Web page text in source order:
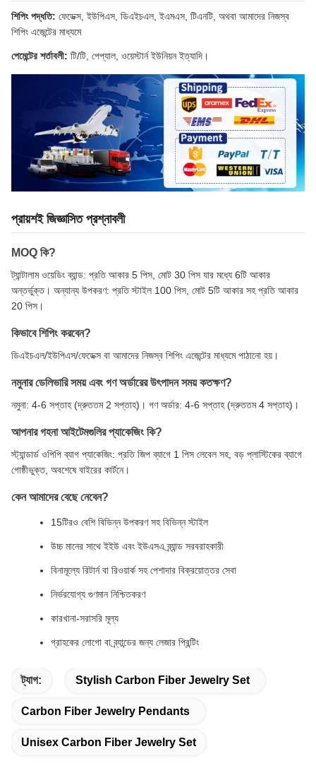
শিপিং পদ্ধতি: ফেডেক্স, ইউপিএস, ডিএইচএল, ইএমএস, টিএনটি, অথবা আমাদের নিজস্ব
শিপিং এজেন্টের মাধ্যমে
পেমেন্টের শর্তাবলী: টি/টি, পেপ্যাল, ওয়েস্টার্ন ইউনিয়ন ইত্যাদি।
প্রায়শই জিজ্ঞাসিত প্রশ্নাবলী
MOQ কি?
ট্যান্টালাম ওয়েডিং ব্যান্ড: প্রতি আকার 5 পিস, মোট 30 পিস যার মধ্যে 6টি আকার
অন্তর্ভুক্ত। অন্যান্য উপকরণ: প্রতি স্টাইল 100 পিস, মোট 5টি আকার সহ প্রতি আকার
20 পিস।
কিভাবে শিপিং করবেন?
ডিএইচএল/ইউপিএস/ফেডেক্স বা আমাদের নিজস্ব শিপিং এজেন্টের মাধ্যমে পাঠানো হয়।
নমুনার ডেলিভারি সময় এবং গণ অর্ডারের উৎপাদন সময় কতক্ষণ?
নমুনা: 4-6 সপ্তাহ (দ্রুততম 2 সপ্তাহ)। গণ অর্ডার: 4-6 সপ্তাহ (দ্রুততম 4 সপ্তাহ)।
আপনার গহনা আইটেমগুলির প্যাকেজিং কি?
স্ট্যান্ডার্ড ওপিপি ব্যাগ প্যাকেজিং: প্রতি জিপ ব্যাগে 1 পিস লেবেল সহ, বড় প্লাস্টিকের ব্যাগে
গোষ্ঠীভুক্ত, অবশেষে বাইরের কার্টনে।
কেন আমাদের বেছে নেবেন?
15টিরও বেশি বিভিন্ন উপকরণ সহ বিভিন্ন স্টাইল
উচ্চ মানের সাথে ইইউ এবং ইউএসএ ব্র্যান্ড সরবরাহকারী
বিনামূল্যে রিটার্ন বা রিওয়ার্ক সহ পেশাদার বিক্রয়োত্তর সেবা
নির্ভরযোগ্য গুণমান নিশ্চিতকরণ
কারখানা-সরাসরি মূল্য
গ্রাহকের লোগো বা ব্র্যান্ডের জন্য লেজার প্রিন্টিং
ট্যাগ: Stylish Carbon Fiber Jewelry Set
Carbon Fiber Jewelry Pendants
Unisex Carbon Fiber Jewelry Set